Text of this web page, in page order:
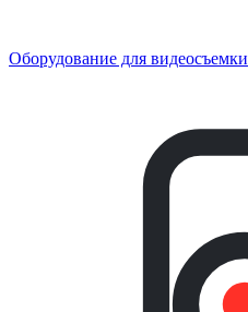
Оборудование для видеосъемки